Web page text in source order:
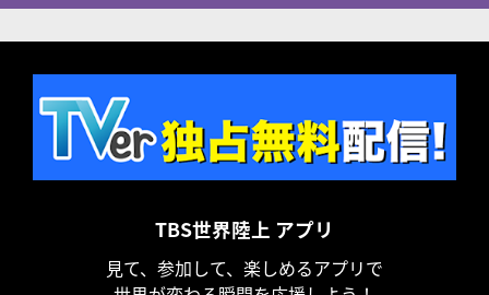
TBS世界陸上 アプリ
見て、参加して、楽しめるアプリで